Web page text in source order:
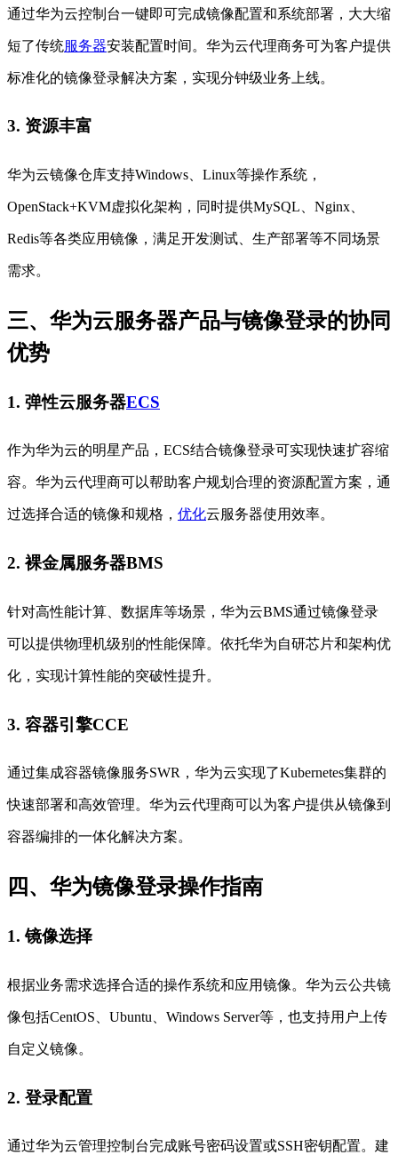
通过华为云控制台一键即可完成镜像配置和系统部署，大大缩
短了传统服务器安装配置时间。华为云代理商务可为客户提供
标准化的镜像登录解决方案，实现分钟级业务上线。
3. 资源丰富
华为云镜像仓库支持Windows、Linux等操作系统，
OpenStack+KVM虚拟化架构，同时提供MySQL、Nginx、
Redis等各类应用镜像，满足开发测试、生产部署等不同场景
需求。
三、华为云服务器产品与镜像登录的协同
优势
1. 弹性云服务器ECS
作为华为云的明星产品，ECS结合镜像登录可实现快速扩容缩
容。华为云代理商可以帮助客户规划合理的资源配置方案，通
过选择合适的镜像和规格， 优化云服务器使用效率。
2. 裸金属服务器BMS
针对高性能计算、数据库等场景，华为云BMS通过镜像登录
可以提供物理机级别的性能保障。依托华为自研芯片和架构优
化，实现计算性能的突破性提升。
3. 容器引擎CCE
通过集成容器镜像服务SWR，华为云实现了Kubernetes集群的
快速部署和高效管理。华为云代理商可以为客户提供从镜像到
容器编排的一体化解决方案。
四、华为镜像登录操作指南
1. 镜像选择
根据业务需求选择合适的操作系统和应用镜像。华为云公共镜
像包括CentOS、Ubuntu、Windows Server等，也支持用户上传
自定义镜像。
2. 登录配置
通过华为云管理控制台完成账号密码设置或SSH密钥配置。建